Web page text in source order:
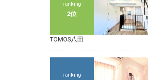
ranking
2位
TOMOS八田
ranking